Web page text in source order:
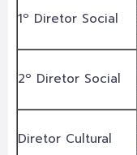
1º Diretor Social
2º Diretor Social
Diretor Cultural